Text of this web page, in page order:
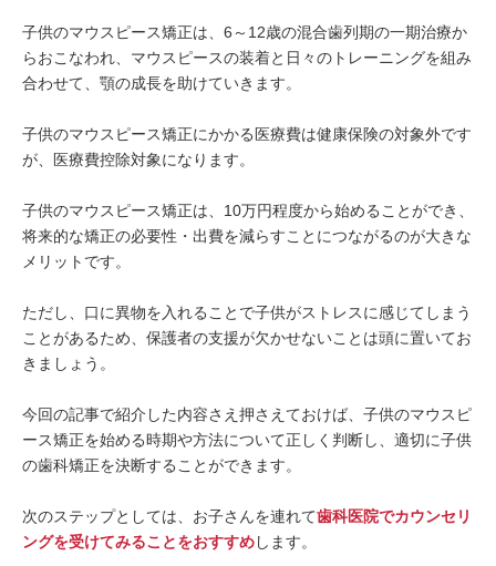
子供のマウスピース矯正は、6～12歳の混合歯列期の一期治療か
らおこなわれ、マウスピースの装着と日々のトレーニングを組み
合わせて、顎の成長を助けていきます。
子供のマウスピース矯正にかかる医療費は健康保険の対象外です
が、医療費控除対象になります。
子供のマウスピース矯正は、10万円程度から始めることができ、
将来的な矯正の必要性・出費を減らすことにつながるのが大きな
メリットです。
ただし、口に異物を入れることで子供がストレスに感じてしまう
ことがあるため、保護者の支援が欠かせないことは頭に置いてお
きましょう。
今回の記事で紹介した内容さえ押さえておけば、子供のマウスピ
ース矯正を始める時期や方法について正しく判断し、適切に子供
の歯科矯正を決断することができます。
次のステップとしては、お子さんを連れて歯科医院でカウンセリ
ングを受けてみることをおすすめします。